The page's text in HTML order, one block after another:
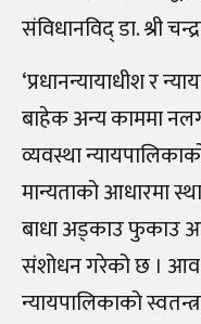
संविधानविद् डा. श्री
‘प्रधानन्यायाधीश र
बाहेक अन्य काममा
व्यवस्था
मान्यताको आधारमा
बाधा अड्काउ फुकाउ
संशोधन गरेको छ ।
न्यायपालिकाको